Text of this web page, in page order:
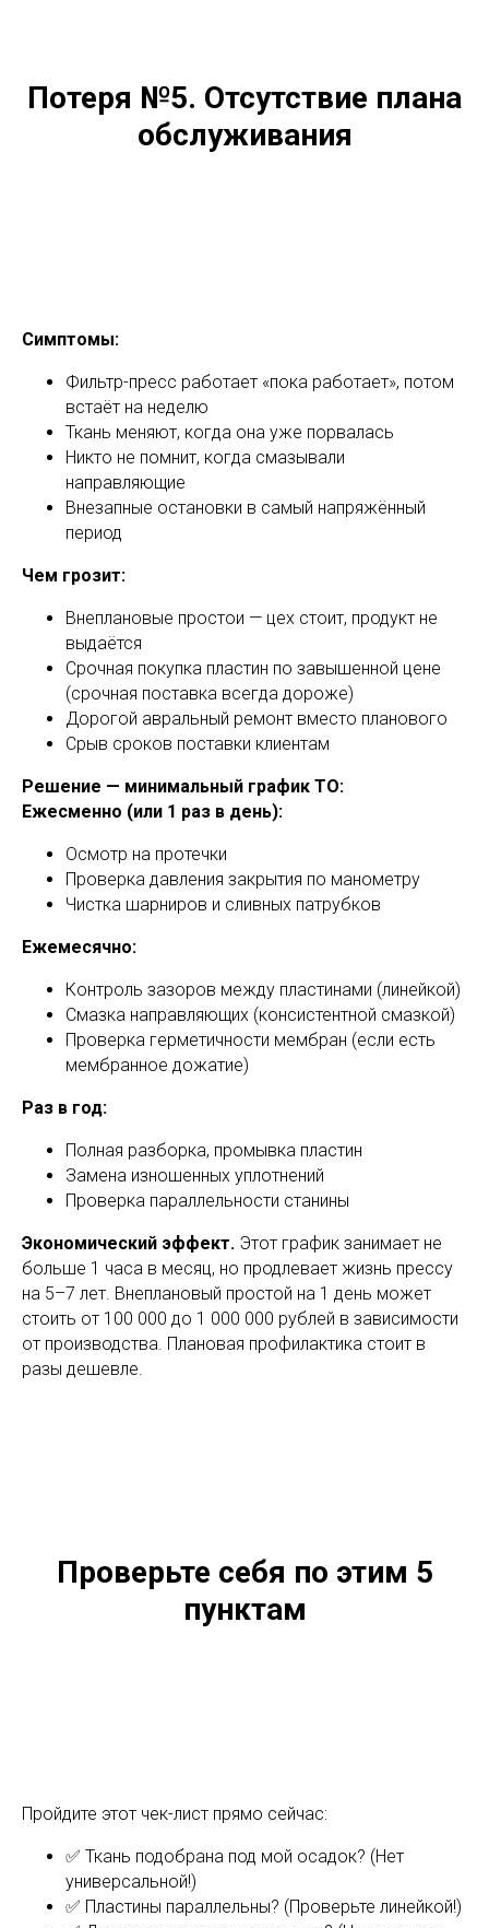
Потеря №5. Отсутствие плана
обслуживания
Симптомы:
Фильтр-пресс работает «пока работает», потом
встаёт на неделю
Ткань меняют, когда она уже порвалась
Никто не помнит, когда смазывали
направляющие
Внезапные остановки в самый напряжённый
период
Чем грозит:
Внеплановые простои — цех стоит, продукт не
выдаётся
Срочная покупка пластин по завышенной цене
(срочная поставка всегда дороже)
Дорогой авральный ремонт вместо планового
Срыв сроков поставки клиентам
Решение — минимальный график ТО:
Ежесменно (или 1 раз в день):
Осмотр на протечки
Проверка давления закрытия по манометру
Чистка шарниров и сливных патрубков
Ежемесячно:
Контроль зазоров между пластинами (линейкой)
Смазка направляющих (консистентной смазкой)
Проверка герметичности мембран (если есть
мембранное дожатие)
Раз в год:
Полная разборка, промывка пластин
Замена изношенных уплотнений
Проверка параллельности станины
Экономический эффект. Этот график занимает не
больше 1 часа в месяц, но продлевает жизнь прессу
на 5–7 лет. Внеплановый простой на 1 день может
стоить от 100 000 до 1 000 000 рублей в зависимости
от производства. Плановая профилактика стоит в
разы дешевле.
Проверьте себя по этим 5
пунктам
Пройдите этот чек-лист прямо сейчас:
✅ Ткань подобрана под мой осадок? (Нет
универсальной!)
✅ Пластины параллельны? (Проверьте линейкой!)